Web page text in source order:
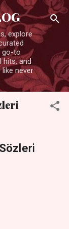
explore
go-to
hits, and
never